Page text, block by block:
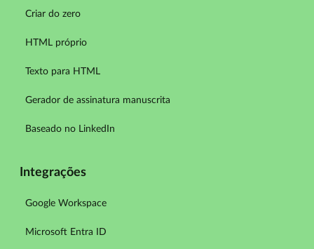
Criar do zero
HTML próprio
Texto para HTML
Gerador de assinatura manuscrita
Baseado no LinkedIn
Integrações
Google Workspace
Microsoft Entra ID